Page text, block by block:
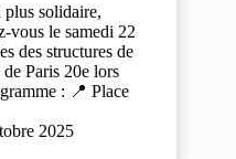
solidaire,
vous le samedi 22
des structures de
Paris 20e lors
: 📍 Place
2025